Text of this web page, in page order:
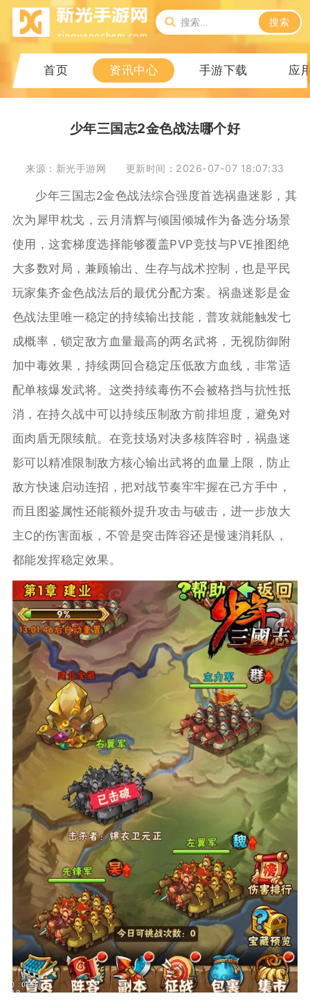
搜索
首页 资讯中心 手游下载 应
少年三国志2金色战法哪个好
来源：新光手游网 更新时间：2026-07-07 18:07:33
少年三国志2金色战法综合强度首选祸蛊迷影，其
次为犀甲枕戈，云月清辉与倾国倾城作为备选分场景
使用，这套梯度选择能够覆盖PVP竞技与PVE推图绝
大多数对局，兼顾输出、生存与战术控制，也是平民
玩家集齐金色战法后的最优分配方案。祸蛊迷影是金
色战法里唯一稳定的持续输出技能，普攻就能触发七
成概率，锁定敌方血量最高的两名武将，无视防御附
加中毒效果，持续两回合稳定压低敌方血线，非常适
配单核爆发武将。这类持续毒伤不会被格挡与抗性抵
消，在持久战中可以持续压制敌方前排坦度，避免对
面肉盾无限续航。在竞技场对决多核阵容时，祸蛊迷
影可以精准限制敌方核心输出武将的血量上限，防止
敌方快速启动连招，把对战节奏牢牢握在己方手中，
而且图鉴属性还能额外提升攻击与破击，进一步放大
主C的伤害面板，不管是突击阵容还是慢速消耗队，
都能发挥稳定效果。